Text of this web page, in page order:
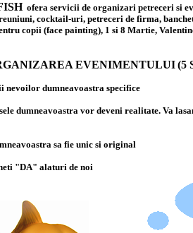
ofera servicii de organizari petreceri si
cocktail-uri, petreceri de firma,
copii (face painting), 1 si 8 Martie,
EVENIMENTULUI(5
nevoilor dumneavoastra specifice
dumneavoastra vor deveni realitate. Va
sa fie unic si original
"DA" alaturi de noi